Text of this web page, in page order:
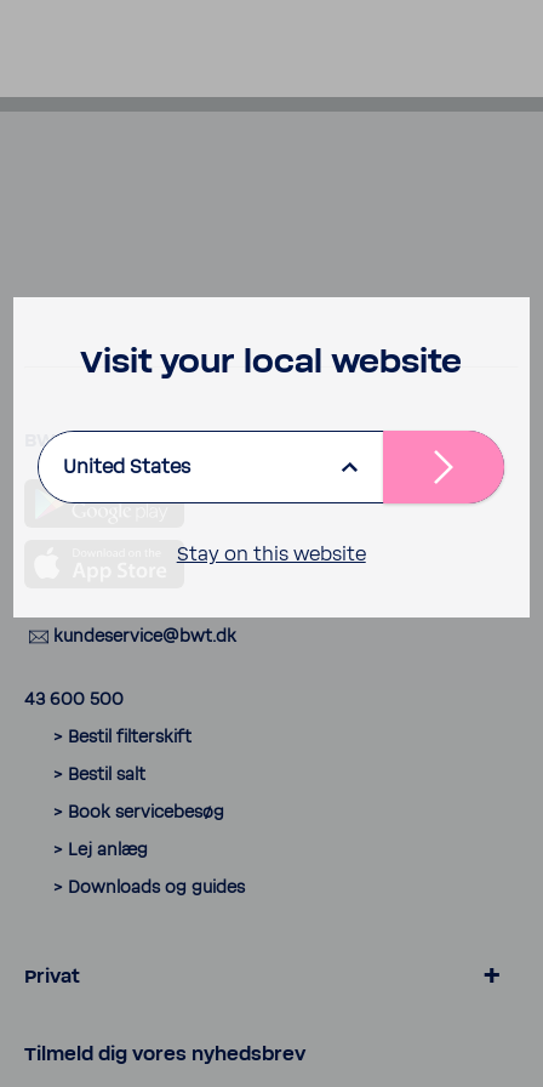
BWT Best Water App
kunde­ser­vice@bwt.dk
43 600 500
> Bestil filter­skift
> Bestil salt
> Book servicebesøg
> Lej anlæg
> Down­loads og guides
Privat
> Salt og tilbehør til blødgøring
Tilmeld dig vores nyheds­brev
Visit your local website
United States
Stay on this website